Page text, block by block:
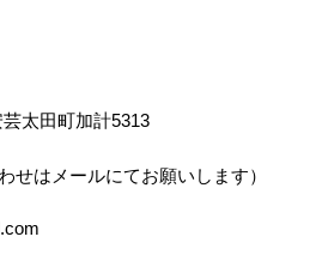
太田町加計5313
せはメールにてお願いします）